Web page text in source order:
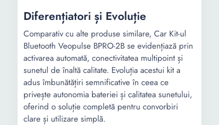
Diferențiatori și Evoluție
Comparativ cu alte produse similare, Car Kit-ul
Bluetooth Veopulse BPRO-2B se evidențiază prin
activarea automată, conectivitatea multipoint și
sunetul de înaltă calitate. Evoluția acestui kit a
adus îmbunătățiri semnificative în ceea ce
privește autonomia bateriei și calitatea sunetului,
oferind o soluție completă pentru convorbiri
clare și utilizare simplă.